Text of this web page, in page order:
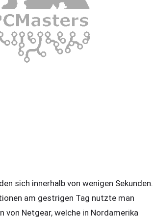
sich innerhalb von wenigen Sekunden.
am gestrigen Tag nutzte man
von Netgear, welche in Nordamerika